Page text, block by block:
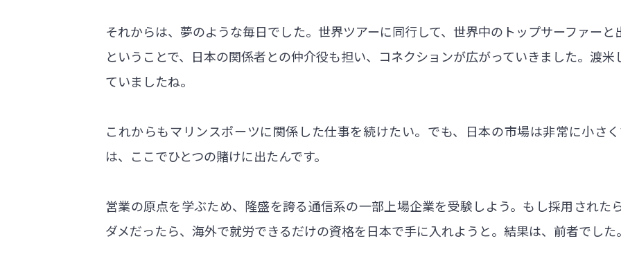
それからは、夢のような毎日でした。世界ツアーに同行して、世界中のトップサーファー
ということで、日本の関係者との仲介役も担い、コネクションが広がっていきました。渡
ていましたね。
これからもマリンスポーツに関係した仕事を続けたい。でも、日本の市場は非常に小さ
は、ここでひとつの賭けに出たんです。
営業の原点を学ぶため、隆盛を誇る通信系の一部上場企業を受験しよう。もし採用された
ダメだったら、海外で就労できるだけの資格を日本で手に入れようと。結果は、前者でした